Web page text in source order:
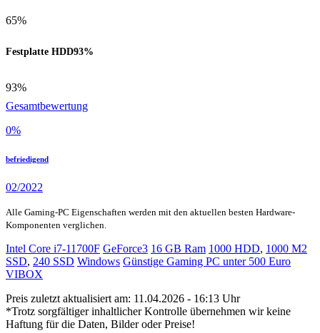
65%
Festplatte HDD93%
93%
Gesamtbewertung
0%
befriedigend
02/2022
Alle Gaming-PC Eigenschaften werden mit den aktuellen besten Hardware-
Komponenten verglichen.
Intel Core i7-11700F GeForce3 16 GB Ram 1000 HDD, 1000 M2
SSD, 240 SSD Windows Günstige Gaming PC unter 500 Euro
VIBOX
Preis zuletzt aktualisiert am: 11.04.2026 - 16:13 Uhr
*Trotz sorgfältiger inhaltlicher Kontrolle übernehmen wir keine
Haftung für die Daten, Bilder oder Preise!